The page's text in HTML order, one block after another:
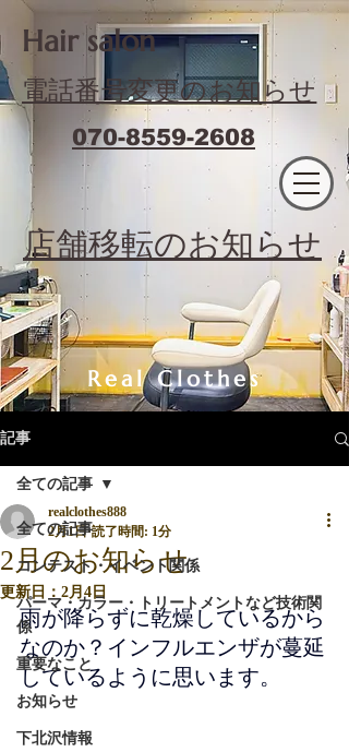
​Hair salon
電話番号変更のお知らせ
070-8559-2608
​店舗移転のお知らせ
Real Clothes
記事
全ての記事
コンテスト・イベント関係
パーマ・カラー・トリートメントなど技術関
係
重要なこと
お知らせ
下北沢情報
全ての記事
2月のお知らせ
realclothes888
2月1日 読了時間: 1分
更新日： 2月4日
雨が降らずに乾燥しているから
なのか？インフルエンザが蔓延
しているように思います。